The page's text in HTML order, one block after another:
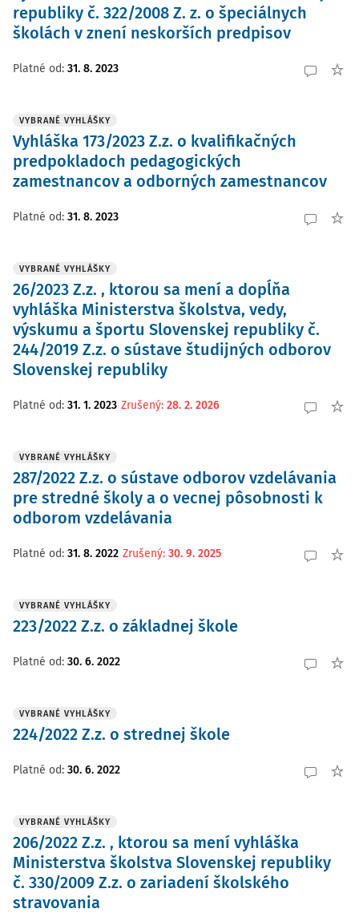
republiky č. 322/2008 Z. z. o špeciálnych
školách v znení neskorších predpisov
Platné od: 31. 8. 2023
VYBRANÉ VYHLÁŠKY
Vyhláška 173/2023 Z.z. o kvalifikačných
predpokladoch pedagogických
zamestnancov a odborných zamestnancov
Platné od: 31. 8. 2023
VYBRANÉ VYHLÁŠKY
26/2023 Z.z. , ktorou sa mení a dopĺňa
vyhláška Ministerstva školstva, vedy,
výskumu a športu Slovenskej republiky č.
244/2019 Z.z. o sústave študijných odborov
Slovenskej republiky
Platné od: 31. 1. 2023 Zrušený: 28. 2. 2026
VYBRANÉ VYHLÁŠKY
287/2022 Z.z. o sústave odborov vzdelávania
pre stredné školy a o vecnej pôsobnosti k
odborom vzdelávania
Platné od: 31. 8. 2022 Zrušený: 30. 9. 2025
VYBRANÉ VYHLÁŠKY
223/2022 Z.z. o základnej škole
Platné od: 30. 6. 2022
VYBRANÉ VYHLÁŠKY
224/2022 Z.z. o strednej škole
Platné od: 30. 6. 2022
VYBRANÉ VYHLÁŠKY
206/2022 Z.z. , ktorou sa mení vyhláška
Ministerstva školstva Slovenskej republiky
č. 330/2009 Z.z. o zariadení školského
stravovania